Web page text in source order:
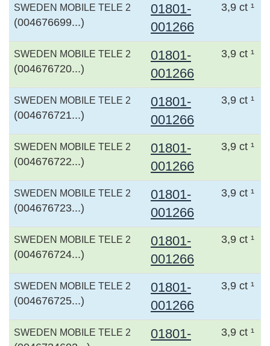
SWEDEN MOBILE TELE 2
(004676699...)
01801-
001266
3,9 ct ¹
SWEDEN MOBILE TELE 2
(004676720...)
01801-
001266
3,9 ct ¹
SWEDEN MOBILE TELE 2
(004676721...)
01801-
001266
3,9 ct ¹
SWEDEN MOBILE TELE 2
(004676722...)
01801-
001266
3,9 ct ¹
SWEDEN MOBILE TELE 2
(004676723...)
01801-
001266
3,9 ct ¹
SWEDEN MOBILE TELE 2
(004676724...)
01801-
001266
3,9 ct ¹
SWEDEN MOBILE TELE 2
(004676725...)
01801-
001266
3,9 ct ¹
SWEDEN MOBILE TELE 2
01801-
3,9 ct ¹